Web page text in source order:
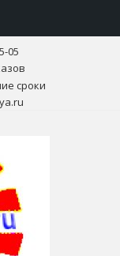
05
сроки